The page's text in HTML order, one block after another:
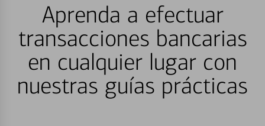
Aprenda a efectuar
transacciones bancarias
en cualquier lugar con
nuestras guías prácticas